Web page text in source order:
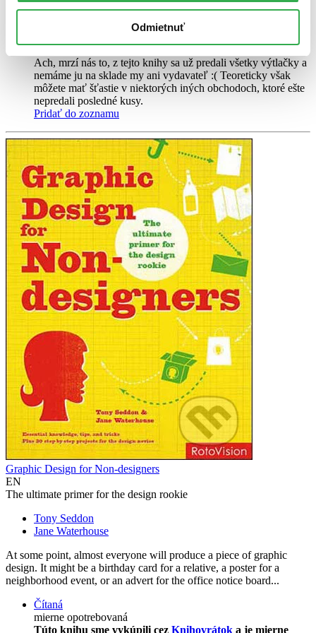
Odmietnuť
ponáhľajte sa!
Ach, mrzí nás to, z tejto knihy sa už predali všetky výtlačky a
nemáme ju na sklade my ani vydavateľ :( Teoreticky však
môžete mať šťastie v niektorých iných obchodoch, ktoré ešte
nepredali posledné kusy.
Pridať do zoznamu
Graphic Design for Non-designers
EN
The ultimate primer for the design rookie
Tony Seddon
Jane Waterhouse
At some point, almost everyone will produce a piece of graphic
design. It might be a birthday card for a relative, a poster for a
neighborhood event, or an advert for the office notice board...
Čítaná
mierne opotrebovaná
Túto knihu sme vykúpili cez Knihovrátok a je mierne